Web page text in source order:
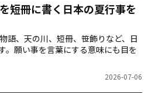
短冊に書く日本の夏行事を
語、天の川、短冊、笹飾りなど、日
。願い事を言葉にする意味にも目を
2026-07-06